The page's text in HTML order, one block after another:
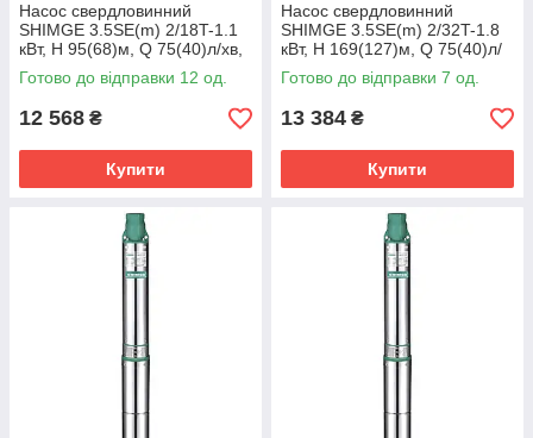
Насос свердловинний
SHIMGE 3.5SE(m) 2/18T-1.1
кВт, Н 95(68)м, Q 75(40)л/хв,
Ø89 мм, (кабель 50 м)
Готово до відправки 12 од.
12 568 ₴
Купити
Насос свердловинний
SHIMGE 3.5SE(m) 2/32T-1.8
кВт, Н 169(127)м, Q 75(40)л/
хв, Ø89 мм, (кабель 3 м)
Готово до відправки 7 од.
13 384 ₴
Купити